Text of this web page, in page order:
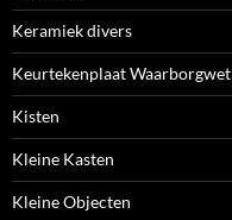
Keramiek divers
Keurtekenplaat Waarborgwet
Kisten
Kleine Kasten
Kleine Objecten